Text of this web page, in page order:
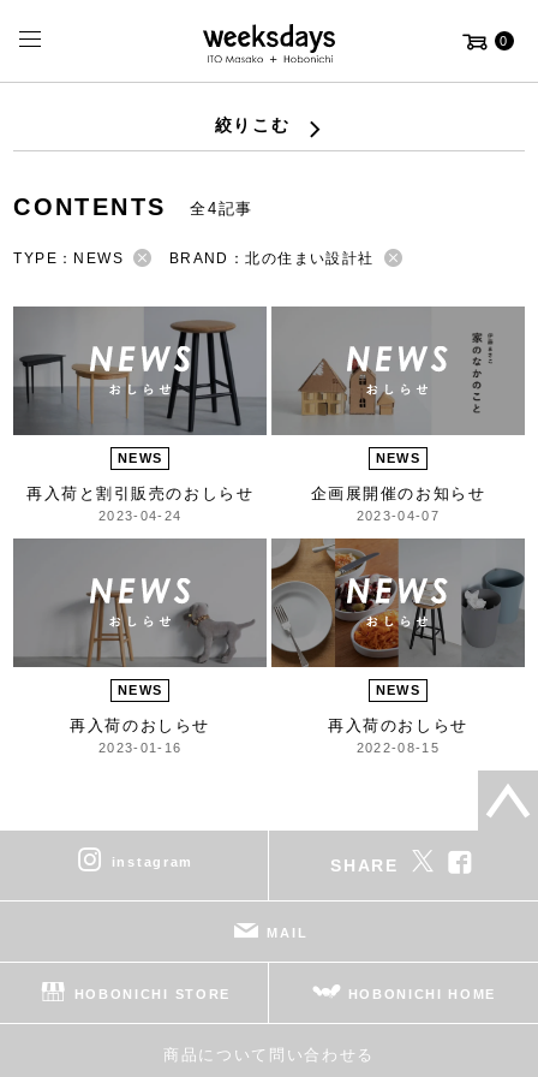
0
絞りこむ
CONTENTS 全4記事
TYPE：NEWS BRAND：北の住まい設計社
NEWS
再入荷と割引販売のおしらせ
2023-04-24
NEWS
企画展開催のお知らせ
2023-04-07
NEWS
再入荷のおしらせ
2023-01-16
NEWS
再入荷のおしらせ
2022-08-15
instagram SHARE
MAIL
HOBONICHI STORE HOBONICHI HOME
商品について問い合わせる